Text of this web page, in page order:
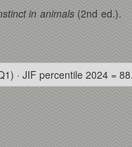
in animals(2nd ed.).
· JIF percentile 2024 =